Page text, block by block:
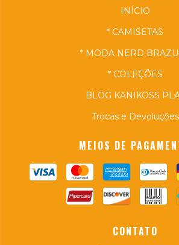
INÍCIO
* CAMISETAS
* MODA NERD
* COLEÇÕES
BLOG KANIKOSS
Trocas e Devoluções
MEIOS DE
CONTATO